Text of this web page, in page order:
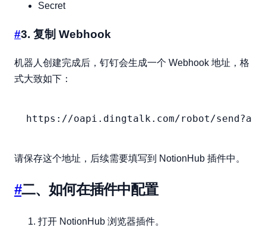
Secret
#3. 复制 Webhook
机器人创建完成后，钉钉会生成一个 Webhook 地址，格
式大致如下：
https://oapi.dingtalk.com/robot/
请保存这个地址，后续需要填写到 NotionHub 插件中。
#二、如何在插件中配置
打开 NotionHub 浏览器插件。